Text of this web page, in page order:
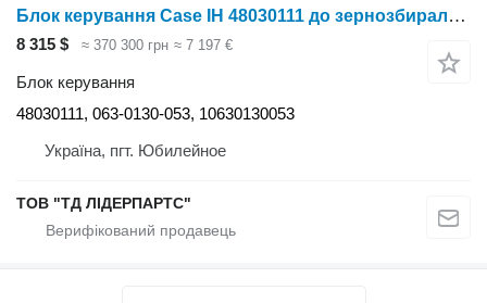
Блок керування Case IH 48030111 до зернозбирального комбайна Case IH 4430
8 315 $ ≈ 370 300 грн ≈ 7 197 €
Блок керування
48030111, 063-0130-053, 10630130053
Україна, пгт. Юбилейное
ТОВ "ТД ЛІДЕРПАРТС"